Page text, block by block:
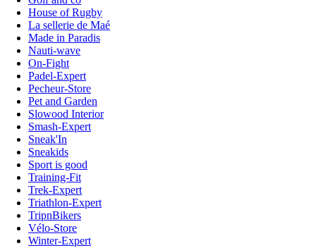
House of Rugby
La sellerie de Maé
Made in Paradis
Nauti-wave
On-Fight
Padel-Expert
Pecheur-Store
Pet and Garden
Slowood Interior
Smash-Expert
Sneak'In
Sneakids
Sport is good
Training-Fit
Trek-Expert
Triathlon-Expert
TripnBikers
Vélo-Store
Winter-Expert